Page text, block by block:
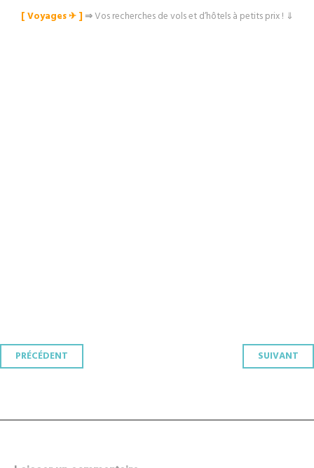
[ Voyages ✈︎ ]⇒Vos recherches de vols et d’hôtels à petits prix ! ⇓
Navigation
PRÉCÉDENT SUIVANT